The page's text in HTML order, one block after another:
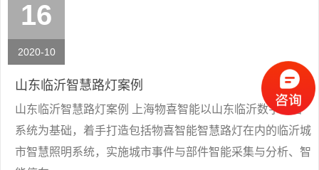
16
2020-10
山东临沂智慧路灯案例
山东临沂智慧路灯案例 上海物喜智能以山东临沂数字城管
系统为基础，着手打造包括物喜智能智慧路灯在内的临沂城
市智慧照明系统，实施城市事件与部件智能采集与分析、智